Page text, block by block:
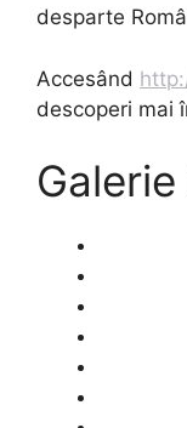
desparte
Accesând
descoperi mai